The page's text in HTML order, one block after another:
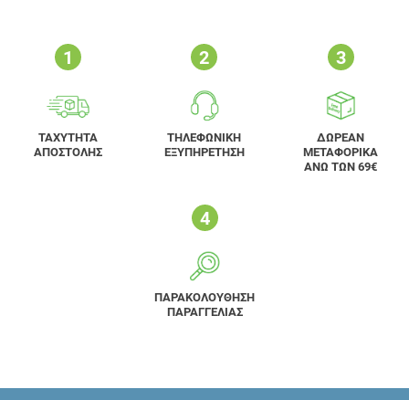
ΤΑΧΥΤΗΤΑ
ΑΠΟΣΤΟΛΗΣ
ΤΗΛΕΦΩΝΙΚΗ
ΕΞΥΠΗΡΕΤΗΣΗ
ΔΩΡΕΑΝ
ΜΕΤΑΦΟΡΙΚΑ
ΑΝΩ ΤΩΝ 69€
ΠΑΡΑΚΟΛΟΥΘΗΣΗ
ΠΑΡΑΓΓΕΛΙΑΣ